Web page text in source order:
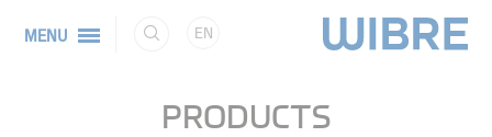
MENU EN
PRODUCTS